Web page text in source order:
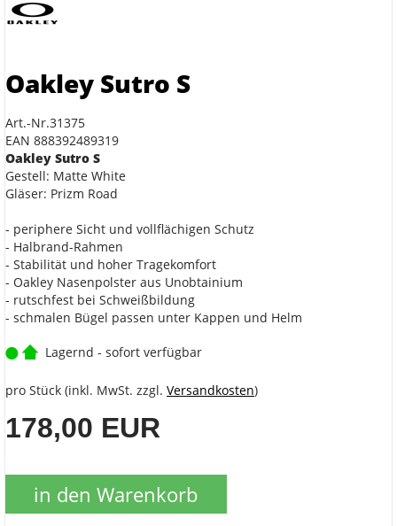
Oakley Sutro S
Art.-Nr.31375
EAN 888392489319
Oakley Sutro S
Gestell: Matte White
Gläser: Prizm Road
- periphere Sicht und vollflächigen Schutz
- Halbrand-Rahmen
- Stabilität und hoher Tragekomfort
- Oakley Nasenpolster aus Unobtainium
- rutschfest bei Schweißbildung
- schmalen Bügel passen unter Kappen und Helm
Lagernd - sofort verfügbar
pro Stück (inkl. MwSt. zzgl. Versandkosten)
178,00 EUR
in den Warenkorb